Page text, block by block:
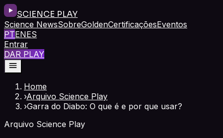
SCIENCE PLAY
Science NewsSobreGoldenCertificaçõesEventos
PTENES
Entrar
DAR PLAY
Home
›Arquivo Science Play
›Garra do Diabo: O que é e por que usar?
Arquivo Science Play